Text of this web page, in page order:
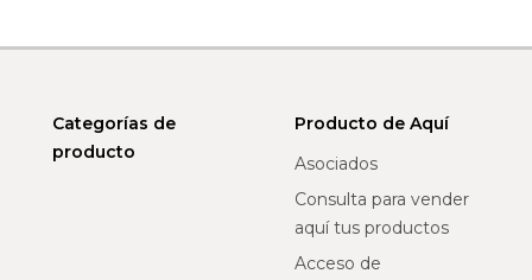
Categorías de
producto
Producto de Aquí
Asociados
Consulta para vender
aquí tus productos
Acceso de